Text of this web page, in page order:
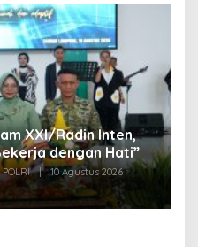
XXI/Radin Inten,
dengan Hati”
| 10 Agustus 2026